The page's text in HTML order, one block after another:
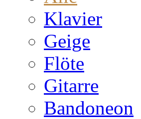
Klavier
Geige
Flöte
Gitarre
Bandoneon